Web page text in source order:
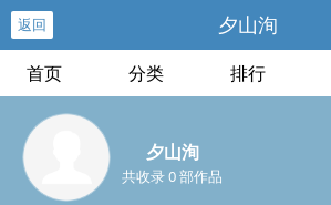
返回 夕山洵
首页 分类 排行
夕山洵
共收录 0 部作品